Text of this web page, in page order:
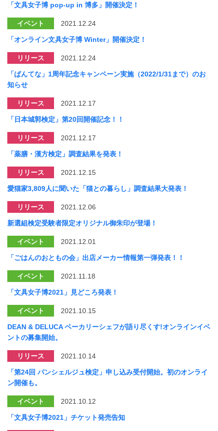
「文具女子博 pop-up in 博多」開催決定！
イベント 2021.12.24
「オンライン文具女子博 Winter」開催決定！
リリース 2021.12.24
「ぱんてな」1周年記念キャンペーン実施（2022/1/31まで）のお
知らせ
リリース 2021.12.17
「日本城郭検定」第20回開催記念！！
リリース 2021.12.17
「薬膳・漢方検定」調査結果を発表！
リリース 2021.12.15
愛猫家3,809人に聞いた「猫との暮らし」調査結果大発表！
リリース 2021.12.06
新選組検定受験者限定オリジナル御朱印が登場！
イベント 2021.12.01
「ごはんのおともの会」出店メーカー情報第一弾発表！！
イベント 2021.11.18
「文具女子博2021」見どころ発表！
イベント 2021.10.15
DEAN & DELUCA ベーカリーシェフが語り尽くす!オンラインイベ
ントの募集開始。
リリース 2021.10.14
「第24回 パンシェルジュ検定」申し込み受付開始。初のオンライ
ン開催も。
イベント 2021.10.12
「文具女子博2021」チケット発売告知